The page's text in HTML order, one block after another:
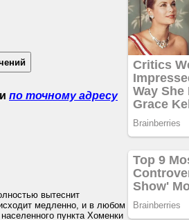
по точному адресу
вытеснит
медленно, и в любом
пункта Хоменки